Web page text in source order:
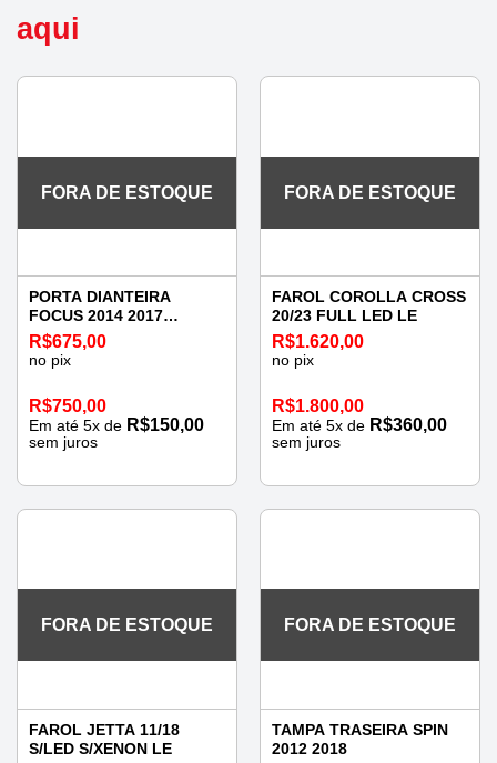
aqui
FORA DE ESTOQUE
PORTA DIANTEIRA
FOCUS 2014 2017
ESQUERDA
R$675,00
no pix
R$750,00
Em até 5x de R$150,00
sem juros
FORA DE ESTOQUE
FAROL COROLLA CROSS
20/23 FULL LED LE
R$1.620,00
no pix
R$1.800,00
Em até 5x de R$360,00
sem juros
FORA DE ESTOQUE
FAROL JETTA 11/18
S/LED S/XENON LE
FORA DE ESTOQUE
TAMPA TRASEIRA SPIN
2012 2018